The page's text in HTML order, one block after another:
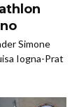
Simone
Iogna-Prat